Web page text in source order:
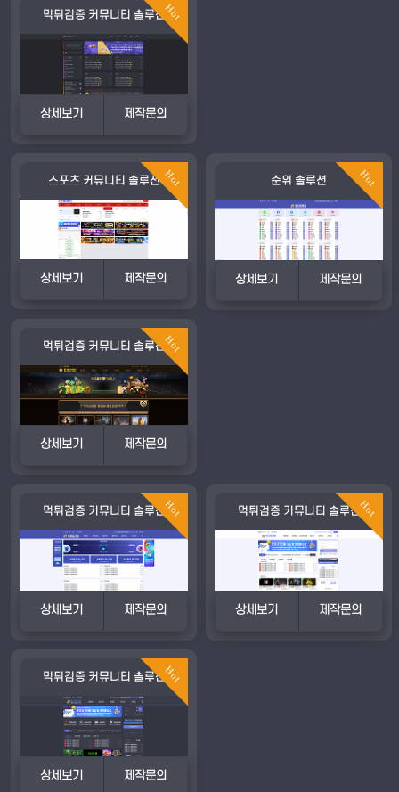
Hot
먹튀검증 커뮤니티 솔루션
상세보기 제작문의
Hot
스포츠 커뮤니티 솔루션
상세보기 제작문의
Hot
순위 솔루션
상세보기 제작문의
Hot
먹튀검증 커뮤니티 솔루션
상세보기 제작문의
Hot
먹튀검증 커뮤니티 솔루션
상세보기 제작문의
Hot
먹튀검증 커뮤니티 솔루션
상세보기 제작문의
Hot
먹튀검증 커뮤니티 솔루션
상세보기 제작문의